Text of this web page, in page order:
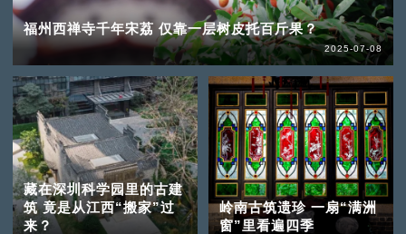
福州西禅寺千年宋荔 仅靠一层树皮托百斤果？
2025-07-08
藏在深圳科学园里的古建
筑 竟是从江西“搬家”过
来？
岭南古筑遗珍 一扇“满洲
窗”里看遍四季